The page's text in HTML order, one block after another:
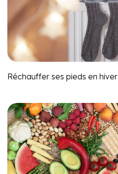
Réchauffer ses pieds en hiver